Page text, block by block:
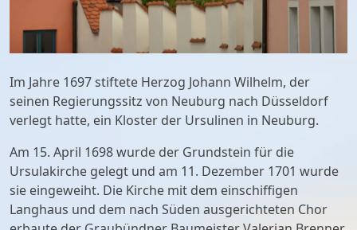
Im Jahre 1697 stiftete Herzog Johann Wilhelm, der
seinen Regierungssitz von Neuburg nach Düsseldorf
verlegt hatte, ein Kloster der Ursulinen in Neuburg.
Am 15. April 1698 wurde der Grundstein für die
Ursulakirche gelegt und am 11. Dezember 1701 wurde
sie eingeweiht. Die Kirche mit dem einschiffigen
Langhaus und dem nach Süden ausgerichteten Chor